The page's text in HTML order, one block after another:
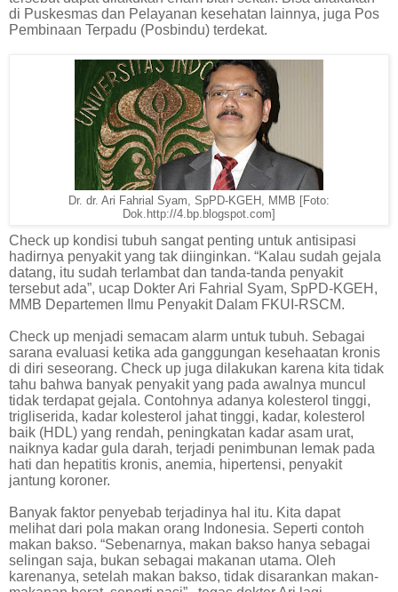
di Puskesmas dan Pelayanan kesehatan lainnya, juga Pos
Pembinaan Terpadu (Posbindu) terdekat.
Dr. dr. Ari Fahrial Syam, SpPD-KGEH, MMB [Foto:
Dok.http://4.bp.blogspot.com]
Check up kondisi tubuh sangat penting untuk antisipasi
hadirnya penyakit yang tak diinginkan. “Kalau sudah gejala
datang, itu sudah terlambat dan tanda-tanda penyakit
tersebut ada”, ucap Dokter Ari Fahrial Syam, SpPD-KGEH,
MMB Departemen Ilmu Penyakit Dalam FKUI-RSCM.
Check up menjadi semacam alarm untuk tubuh. Sebagai
sarana evaluasi ketika ada ganggungan kesehaatan kronis
di diri seseorang. Check up juga dilakukan karena kita tidak
tahu bahwa banyak penyakit yang pada awalnya muncul
tidak terdapat gejala. Contohnya adanya kolesterol tinggi,
trigliserida, kadar kolesterol jahat tinggi, kadar, kolesterol
baik (HDL) yang rendah, peningkatan kadar asam urat,
naiknya kadar gula darah, terjadi penimbunan lemak pada
hati dan hepatitis kronis, anemia, hipertensi, penyakit
jantung koroner.
Banyak faktor penyebab terjadinya hal itu. Kita dapat
melihat dari pola makan orang Indonesia. Seperti contoh
makan bakso. “Sebenarnya, makan bakso hanya sebagai
selingan saja, bukan sebagai makanan utama. Oleh
karenanya, setelah makan bakso, tidak disarankan makan-